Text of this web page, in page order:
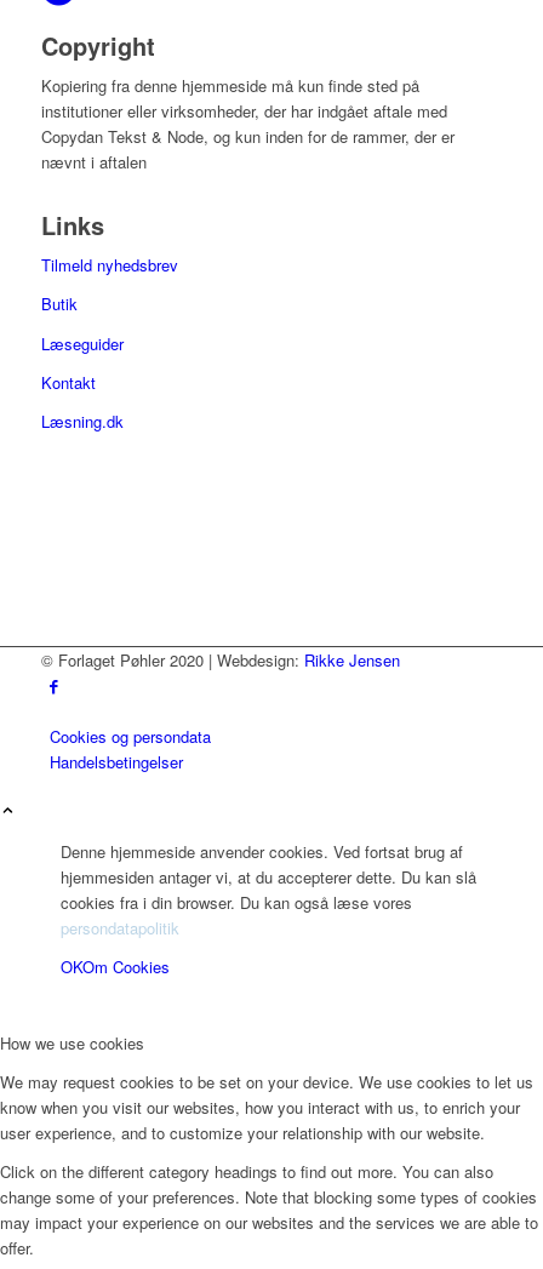
Copyright
Kopiering fra denne hjemmeside må kun finde sted på
institutioner eller virksomheder, der har indgået aftale med
Copydan Tekst & Node, og kun inden for de rammer, der er
nævnt i aftalen
Links
Tilmeld nyhedsbrev
Butik
Læseguider
Kontakt
Læsning.dk
© Forlaget Pøhler 2020 | Webdesign: Rikke Jensen
Cookies og persondata
Handelsbetingelser
Denne hjemmeside anvender cookies. Ved fortsat brug af
hjemmesiden antager vi, at du accepterer dette. Du kan slå
cookies fra i din browser. Du kan også læse vores
persondatapolitik
OKOm Cookies
How we use cookies
We may request cookies to be set on your device. We use cookies to let us
know when you visit our websites, how you interact with us, to enrich your
user experience, and to customize your relationship with our website.
Click on the different category headings to find out more. You can also
change some of your preferences. Note that blocking some types of cookies
may impact your experience on our websites and the services we are able to
offer.